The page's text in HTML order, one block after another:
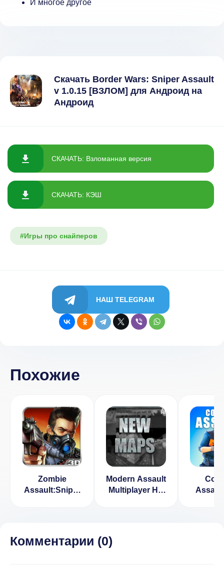
И многое другое
Скачать Border Wars: Sniper Assault
v 1.0.15 [ВЗЛОМ] для Андроид на
Андроид
СКАЧАТЬ: Взломанная версия
СКАЧАТЬ: КЭШ
#Игры про снайперов
НАШ TELEGRAM
Похожие
Zombie
Assault:Sniper
Modern Assault
Multiplayer HD
Комментарии (0)